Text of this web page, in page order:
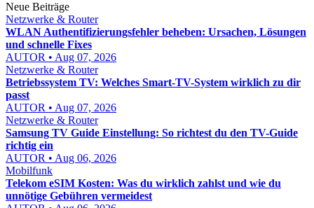
Neue Beiträge
Netzwerke & Router
WLAN Authentifizierungsfehler beheben: Ursachen, Lösungen
und schnelle Fixes
AUTOR • Aug 07, 2026
Netzwerke & Router
Betriebssystem TV: Welches Smart-TV-System wirklich zu dir
passt
AUTOR • Aug 07, 2026
Netzwerke & Router
Samsung TV Guide Einstellung: So richtest du den TV-Guide
richtig ein
AUTOR • Aug 06, 2026
Mobilfunk
Telekom eSIM Kosten: Was du wirklich zahlst und wie du
unnötige Gebühren vermeidest